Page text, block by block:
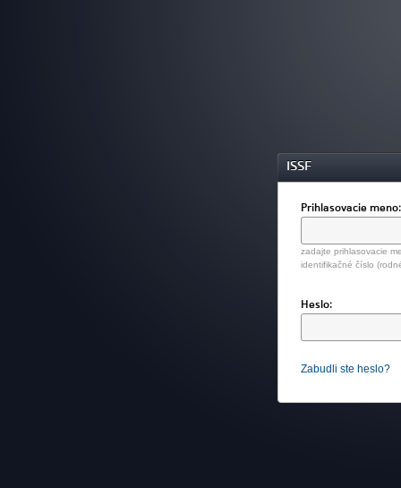
ISSF
Prihlasovacie meno:
zadajte prihlasovacie
identifikačné číslo
Heslo:
Zabudli ste heslo?